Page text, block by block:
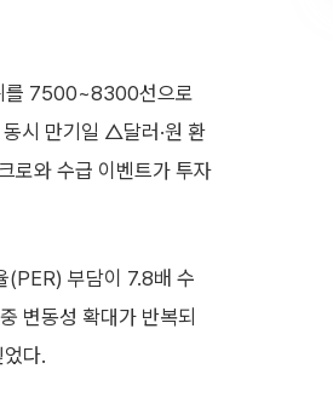
를 7500~8300선으로
시 만기일 △달러·원 환
로와 수급 이벤트가 투자
(PER) 부담이 7.8배 수
변동성 확대가 반복되
다.